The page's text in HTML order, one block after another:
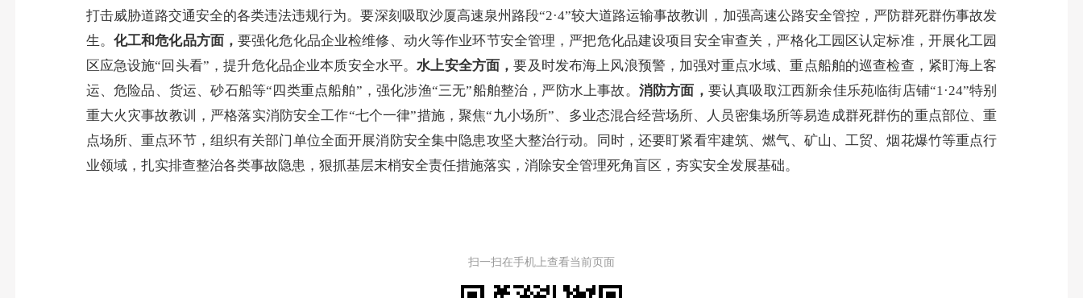
打击威胁道路交通安全的各类违法违规行为。要深刻吸取沙厦高速泉州路段“2·4”较大道路运输事故教训，加强高速公路安全管控，严防群死群伤事故发
生。 化工和危化品方面，要强化危化品企业检维修、动火等作业环节安全管理，严把危化品建设项目安全审查关，严格化工园区认定标准，开展化工园
区应急设施“回头看”，提升危化品企业本质安全水平。水上安全方面，要及时发布海上风浪预警，加强对重点水域、重点船舶的巡查检查，紧盯海上客
运、危险品、货运、砂石船等“四类重点船舶”，强化涉渔“三无”船舶整治，严防水上事故。 消防方面， 要认真吸取江西新余佳乐苑临街店铺“1·24”特别
重大火灾事故教训，严格落实消防安全工作“七个一律”措施，聚焦“九小场所”、多业态混合经营场所、人员密集场所等易造成群死群伤的重点部位、重
点场所、重点环节，组织有关部门单位全面开展消防安全集中隐患攻坚大整治行动。同时，还要盯紧看牢建筑、燃气、矿山、工贸、烟花爆竹等重点行
业领域，扎实排查整治各类事故隐患，狠抓基层末梢安全责任措施落实，消除安全管理死角盲区，夯实安全发展基础。
扫一扫在手机上查看当前页面